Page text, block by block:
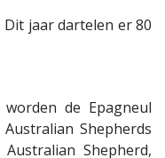
Dit jaar dartelen er 80
de Epagneul
Shepherds
Shepherd,